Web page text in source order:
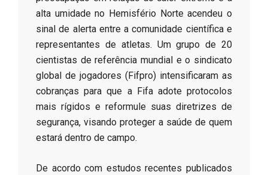
alta umidade no Hemisfério Norte acendeu o
sinal de alerta entre a comunidade científica e
representantes de atletas. Um grupo de 20
cientistas de referência mundial e o sindicato
global de jogadores (Fifpro) intensificaram as
cobranças para que a Fifa adote protocolos
mais rígidos e reformule suas diretrizes de
segurança, visando proteger a saúde de quem
estará dentro de campo.
​De acordo com estudos recentes publicados